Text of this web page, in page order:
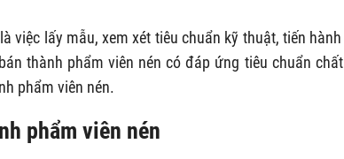
là việc lấy mẫu, xem xét tiêu chuẩn kỹ thuật, tiến
thành phẩm viên nén có đáp ứng tiêu chuẩn
phẩm viên nén.
phẩm viên nén